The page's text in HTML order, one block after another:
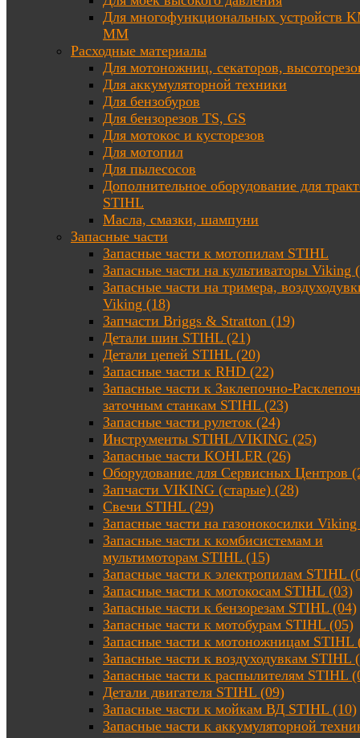
Для многофункциональных устройств
MM
Расходные материалы
Для мотоножниц, секаторов,
Для аккумуляторной техники
Для бензобуров
Для бензорезов TS, GS
Для мотокос и кусторезов
Для мотопил
Для пылесосов
Дополнительное оборудование для
STIHL
Масла, смазки, шампуни
Запасные части
Запасные части к мотопилам STIHL
Запасные части на культиваторы Viking
Запасные части на тримера,
Viking (18)
Запчасти Briggs & Stratton (19)
Детали шин STIHL (21)
Детали цепей STIHL (20)
Запасные части к RHD (22)
Запасные части к Заклепочно-
заточным станкам STIHL (23)
Запасные части рулеток (24)
Инструменты STIHL/VIKING (25)
Запасные части KOHLER (26)
Оборудование для Сервисных Центров
Запчасти VIKING (старые) (28)
Свечи STIHL (29)
Запасные части на газонокосилки
Запасные части к комбисистемам и
мультимоторам STIHL (15)
Запасные части к электропилам STIHL
Запасные части к мотокосам STIHL (03)
Запасные части к бензорезам STIHL (04)
Запасные части к мотобурам STIHL (05)
Запасные части к мотоножницам STIHL
Запасные части к воздуходувкам STIHL
Запасные части к распылителям STIHL
Детали двигателя STIHL (09)
Запасные части к мойкам ВД STIHL (10)
Запасные части к аккумуляторной